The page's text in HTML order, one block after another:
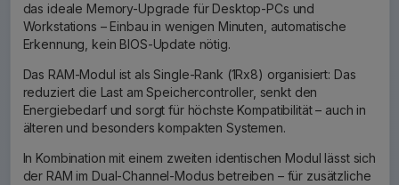
das ideale Memory-Upgrade für Desktop-PCs und
Workstations – Einbau in wenigen Minuten, automatische
Erkennung, kein BIOS-Update nötig.
Das RAM-Modul ist als Single-Rank (1Rx8) organisiert: Das
reduziert die Last am Speichercontroller, senkt den
Energiebedarf und sorgt für höchste Kompatibilität – auch in
älteren und besonders kompakten Systemen.
In Kombination mit einem zweiten identischen Modul lässt sich
der RAM im Dual-Channel-Modus betreiben – für zusätzliche